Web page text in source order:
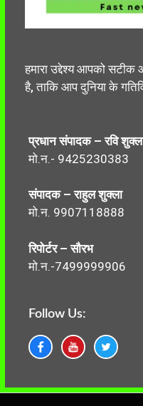
हमारा उद्देश्य आपको सटीक
है, ताकि आप दुनिया के
प्रधान संपादक – रवि
मो.न.- 9425230383
संपादक – राहुल शुक्ला
मो.न. 9907118888
रिपोर्टर – सौरभ
मो.न.-7499999906
Follow Us: